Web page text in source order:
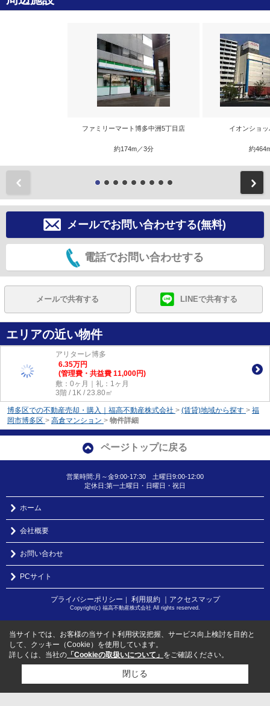
ファミリーマート博多中洲5丁目店
約174m／3分
イオンショ
約
メールでお問い合わせする(無料)
電話でお問い合わせする
メールで共有する LINEで共有する
エリアの近い物件
アリターレ博多
6.35万円
(管理費・共益費 11,000円)
敷：0ヶ月｜礼：1ヶ月
3階 / 1K / 23.80㎡
博多区での不動産売却・購入｜福高不動産株式会社 > (賃貸)地域から探す > 福
岡市博多区 > 高倉マンション > 物件詳細
ページトップに戻る
営業時間:月～金9:00-17:30 土曜日9:00-12:00
定休日:第一土曜日・日曜日・祝日
ホーム
会社概要
お問い合わせ
PCサイト
プライバシーポリシー ｜ 利用規約 ｜アクセスマップ
Copyright(c) 福高不動産株式会社 All rights reserved.
当サイトでは、お客様の当サイト利用状況把握、サービス向上検討を目的と
して、クッキー（Cookie）を使用しています。
詳しくは、当社の 「Cookieの取扱いについて」 をご確認ください。
閉じる